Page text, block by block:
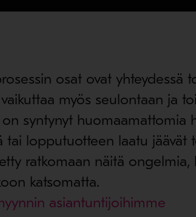
osat ovat yhteydessä
myös seulontaan ja
syntynyt huomaamattomia
lopputuotteen laatu jäävät
ratkomaan näitä ongelmia,
katsomatta.
asiantuntijoihimme